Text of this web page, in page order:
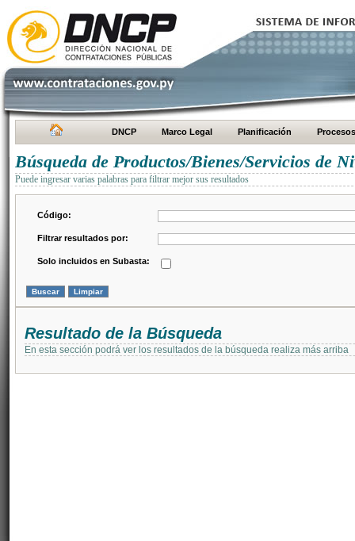
DNCP Marco Legal Planificación Procesos
Búsqueda de Productos/Bienes/Servicios de
Puede ingresar varias palabras para filtrar mejor sus resultados
Código:
Filtrar resultados por:
Solo incluidos en Subasta:
Resultado de la Búsqueda
En esta sección podrá ver los resultados de la búsqueda realiza más arriba